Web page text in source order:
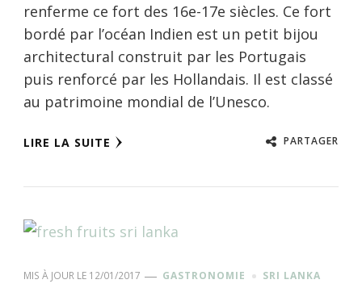
renferme ce fort des 16e-17e siècles. Ce fort
bordé par l’océan Indien est un petit bijou
architectural construit par les Portugais
puis renforcé par les Hollandais. Il est classé
au patrimoine mondial de l’Unesco.
LIRE LA SUITE PARTAGER
MIS À JOUR LE 12/01/2017 GASTRONOMIE SRI LANKA